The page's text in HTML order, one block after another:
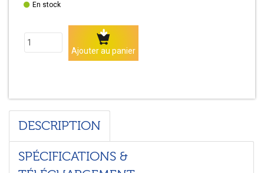
Disponibilité:
En stock
Quantité
Ajouter au panier
DESCRIPTION
SPÉCIFICATIONS &